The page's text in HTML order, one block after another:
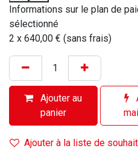
Informations sur le plan de
sélectionné
2 x 640,00 € (sans frais)
Ajouter au
panier
Ajouter à la liste de